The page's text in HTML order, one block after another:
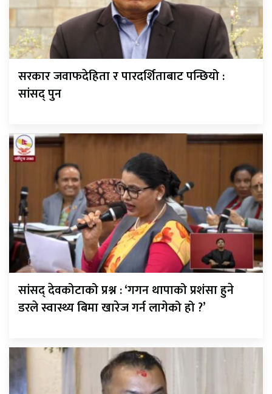
सरकार जवाफदेहिता र पारदर्शिताबाट पन्छियो :
सांसद् पुन
सांसद् देवकोटाको प्रश्न : ‘गगन थापाको प्रशंसा हुने
डरले स्वास्थ्य बिमा खारेज गर्न लागेको हो ?’